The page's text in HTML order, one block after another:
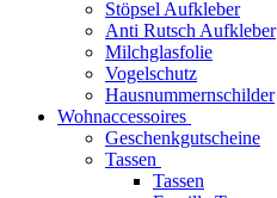
Stöpsel Aufkleber
Anti Rutsch Aufkleber
Milchglasfolie
Vogelschutz
Hausnummernschilder
Wohnaccessoires
Geschenkgutscheine
Tassen
Tassen